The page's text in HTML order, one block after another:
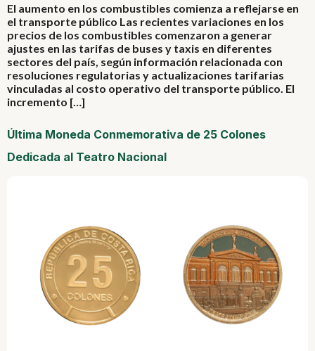
El aumento en los combustibles comienza a reflejarse en
el transporte público Las recientes variaciones en los
precios de los combustibles comenzaron a generar
ajustes en las tarifas de buses y taxis en diferentes
sectores del país, según información relacionada con
resoluciones regulatorias y actualizaciones tarifarias
vinculadas al costo operativo del transporte público. El
incremento […]
Última Moneda Conmemorativa de 25 Colones
Dedicada al Teatro Nacional